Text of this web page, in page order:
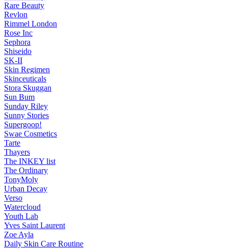
Rare Beauty
Revlon
Rimmel London
Rose Inc
Sephora
Shiseido
SK-II
Skin Regimen
Skinceuticals
Stora Skuggan
Sun Bum
Sunday Riley
Sunny Stories
Supergoop!
Swae Cosmetics
Tarte
Thayers
The INKEY list
The Ordinary
TonyMoly
Urban Decay
Verso
Watercloud
Youth Lab
Yves Saint Laurent
Zoe Ayla
Daily Skin Care Routine